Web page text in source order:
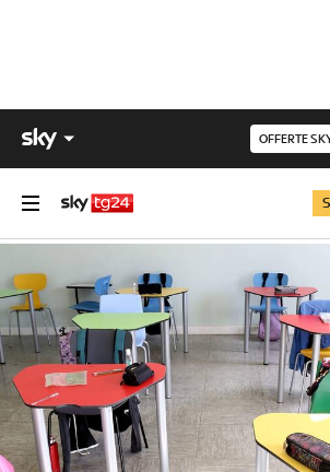
OFFERTE